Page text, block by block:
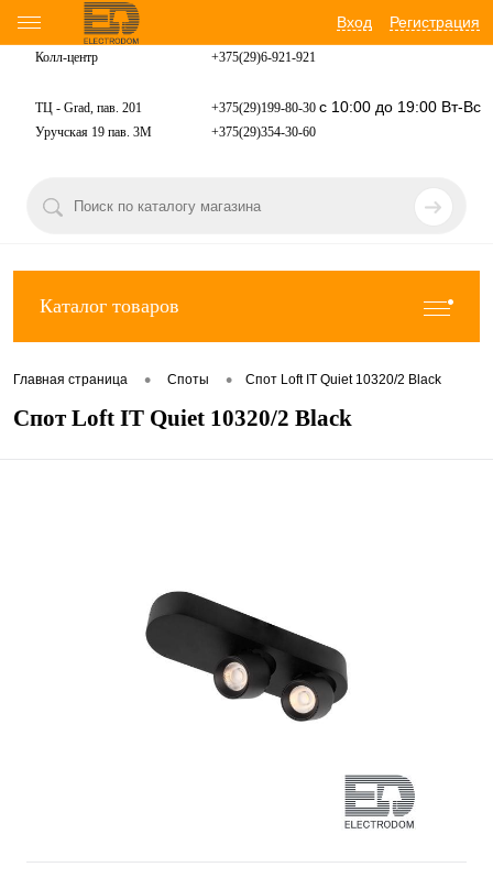
Вход Регистрация
Колл-центр +375(29)6-921-921
ТЦ - Grad, пав. 201 +375(29)199-80-30 с 10:00 до 19:00 Вт-Вс
Уручская 19 пав. 3М +375(29)354-30-60
Каталог товаров
Главная страница • Споты • Спот Loft IT Quiet 10320/2 Black
Спот Loft IT Quiet 10320/2 Black